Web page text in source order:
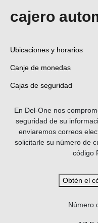
cajero
Ubicaciones y horarios
Canje de monedas
Cajas de seguridad
En Del-One nos
seguridad de su
enviaremos correos
solicitarle su número de
código
Obtén el
Número